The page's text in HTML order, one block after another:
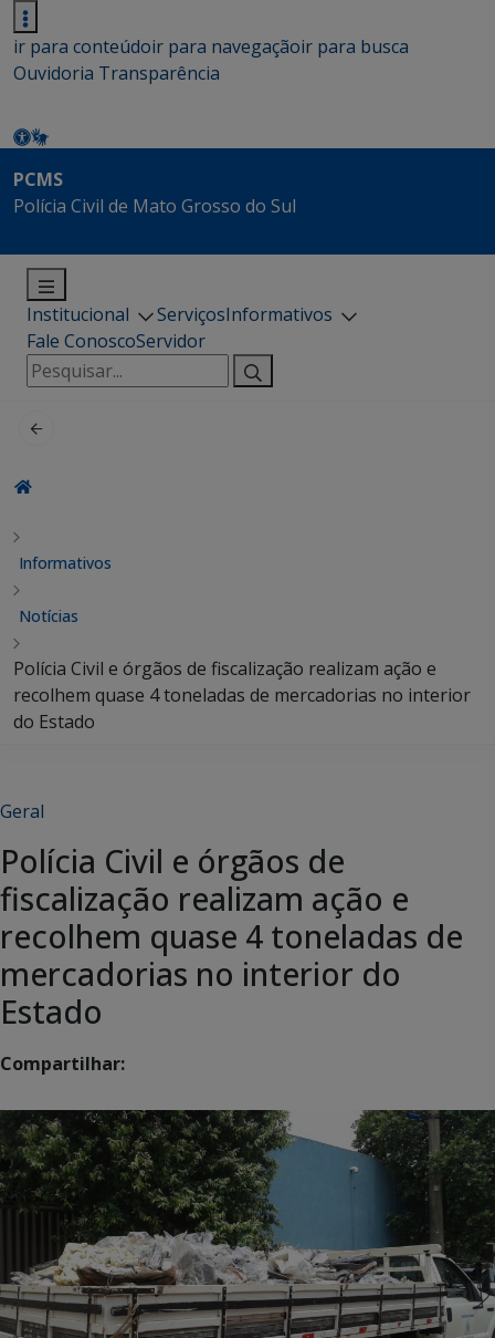
ir para conteúdoir para navegaçãoir para busca
Ouvidoria Transparência
PCMS
Polícia Civil de Mato Grosso do Sul
Institucional ServiçosInformativos
Fale ConoscoServidor
Pesquisar
por:
Informativos
Notícias
Polícia Civil e órgãos de fiscalização realizam ação e
recolhem quase 4 toneladas de mercadorias no interior
do Estado
Geral
Polícia Civil e órgãos de
fiscalização realizam ação e
recolhem quase 4 toneladas de
mercadorias no interior do
Estado
Compartilhar: